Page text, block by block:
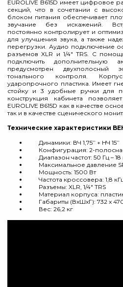
EUROLIVE B615D имеет цифровое
секций, что в сочетании с
блоком питания обеспечивает
звучание без искажений.
постоянно контролирует и
для улучшения звука, а также
перегрузки. Аудио подключение
разъемов XLR и 1/4" TRS. С
подключить дополнительную
предусмотрен двухполосный
тонального контроля.
ударопрочного пластика. Имеет
стойку и 3 удобные ручки для
конструкция кабинета
EUROLIVE B615D как в качестве
так и в качестве сценического
Технические характеристики
Динамики: ВЧ 1,75’’ + НЧ 15’’
Конфигурация: 2-
Диапазон частот: 50 Гц – 18
Максимальное давление
Мощность: 1500 Вт
Частота кроссовера: 1,8
Разъемы: XLR, 1/4" TRS
Материал корпуса:
Габариты (ВхШхГ): 732 x
Вес: 26,2 кг